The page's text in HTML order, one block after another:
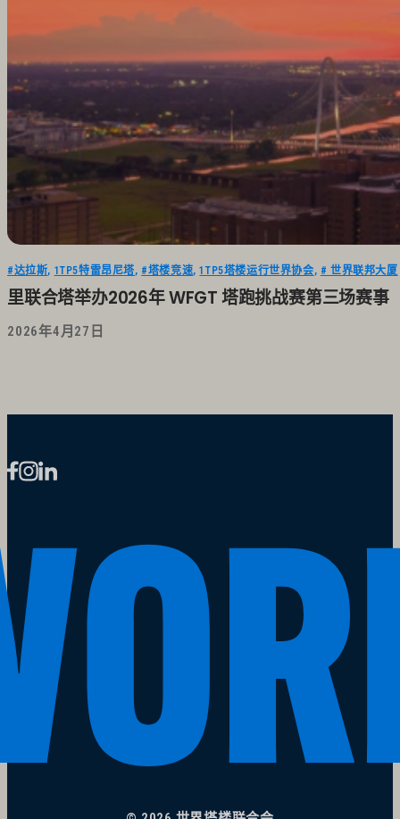
#达拉斯, 1TP5特雷昂尼塔, #塔楼竞速,1TP5塔楼运行世界协会, # 世界联邦大厦
里联合塔举办2026年 WFGT 塔跑挑战赛第三场赛事
2026年4月27日